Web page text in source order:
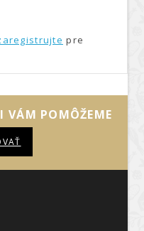
pre
VÁM POMÔŽEME